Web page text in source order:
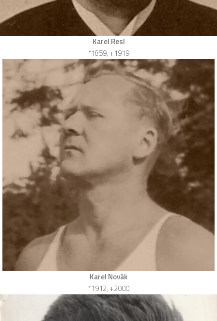
Karel Resl
*1859, +1919
Karel Novák
*1912, +2000